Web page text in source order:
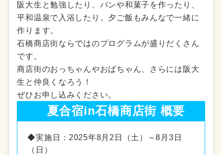
阪大生と勉強したり、パンや和菓子を作ったり、
平和温泉で入浴したり。夕ご飯もみんなで一緒に
作ります。
石橋商店街ならではのプログラムが盛りだくさん
です。
商店街のおっちゃんやおばちゃん、さらには阪大
生と仲良くなろう！
ぜひお申し込みください。
夏合宿in石橋商店街 概要
◆実施日：2025年8月2日（土）～8月3日
（日）